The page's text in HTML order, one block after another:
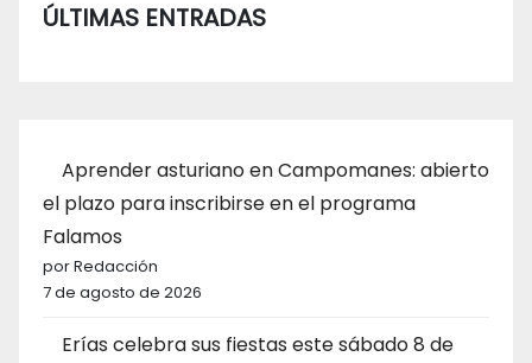
ÚLTIMAS ENTRADAS
Aprender asturiano en Campomanes: abierto
el plazo para inscribirse en el programa
Falamos
por Redacción
7 de agosto de 2026
Erías celebra sus fiestas este sábado 8 de